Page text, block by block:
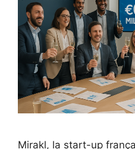
Mirakl, la start-up